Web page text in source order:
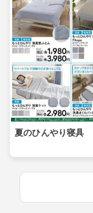
夏のひんやり寝具